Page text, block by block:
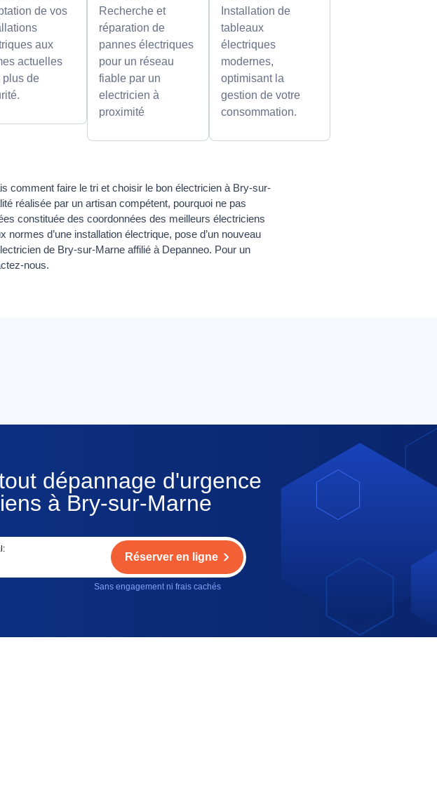
de vos
aux
actuelles
plus de
Recherche et
réparation de
pannes électriques
pour un réseau
fiable par un
electricien à
proximité
Installation de
tableaux
électriques
modernes,
optimisant la
gestion de votre
consommation.
comment faire le tri et choisir le bon électricien à Bry-sur-
réalisée par un artisan compétent, pourquoi ne pas
constituée des coordonnées des meilleurs électriciens
d’une installation électrique, pose d’un nouveau
de Bry-sur-Marne affilié à Depanneo. Pour un
nous.
dépannage d'urgence
à Bry-sur-Marne
Réserver en ligne
Sans engagement ni frais cachés